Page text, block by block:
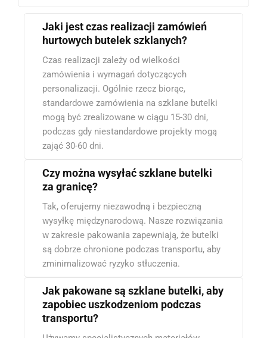
Jaki jest czas realizacji zamówień
hurtowych butelek szklanych?
Czas realizacji zależy od wielkości
zamówienia i wymagań dotyczących
personalizacji. Ogólnie rzecz biorąc,
standardowe zamówienia na szklane butelki
mogą być zrealizowane w ciągu 15-30 dni,
podczas gdy niestandardowe projekty mogą
zająć 30-60 dni.
Czy można wysyłać szklane butelki
za granicę?
Tak, oferujemy niezawodną i bezpieczną
wysyłkę międzynarodową. Nasze rozwiązania
w zakresie pakowania zapewniają, że butelki
są dobrze chronione podczas transportu, aby
zminimalizować ryzyko stłuczenia.
Jak pakowane są szklane butelki, aby
zapobiec uszkodzeniom podczas
transportu?